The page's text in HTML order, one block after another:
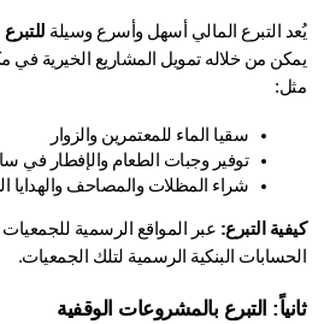
التبرع المالي أسهل وأسرع وسيلة للتبرع
سقيا الماء للمعتمرين والزوار
توفير وجبات الطعام والإفطار في
شراء المظلات والمصاحف والهدايا
التبرع:
البنكية الرسمية لتلك الجمعيات.
التبرع بالمشروعات الوقفية